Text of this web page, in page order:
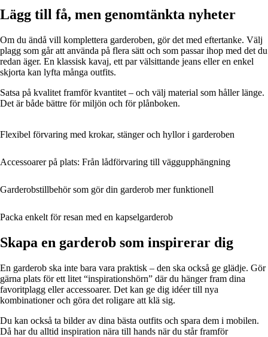
Lägg till få, men genomtänkta nyheter
Om du ändå vill komplettera garderoben, gör det med eftertanke. Välj
plagg som går att använda på flera sätt och som passar ihop med det du
redan äger. En klassisk kavaj, ett par välsittande jeans eller en enkel
skjorta kan lyfta många outfits.
Satsa på kvalitet framför kvantitet – och välj material som håller länge.
Det är både bättre för miljön och för plånboken.
Flexibel förvaring med krokar, stänger och hyllor i garderoben
Accessoarer på plats: Från lådförvaring till väggupphängning
Garderobstillbehör som gör din garderob mer funktionell
Packa enkelt för resan med en kapselgarderob
Skapa en garderob som inspirerar dig
En garderob ska inte bara vara praktisk – den ska också ge glädje. Gör
gärna plats för ett litet “inspirationshörn” där du hänger fram dina
favoritplagg eller accessoarer. Det kan ge dig idéer till nya
kombinationer och göra det roligare att klä sig.
Du kan också ta bilder av dina bästa outfits och spara dem i mobilen.
Då har du alltid inspiration nära till hands när du står framför